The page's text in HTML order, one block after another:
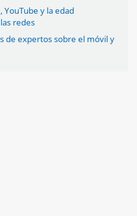
YouTube y la edad
redes
de expertos sobre el móvil y